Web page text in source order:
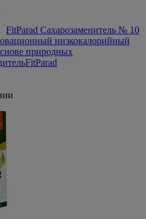
FitParad Сахарозаменитель № 10
низкокалорийный
природных
FitParad